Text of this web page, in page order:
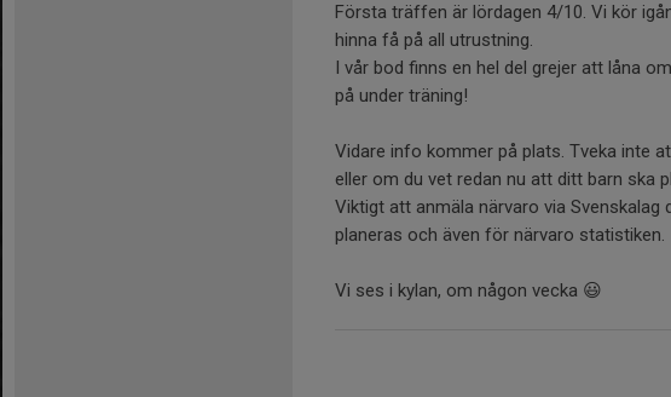
Första träffen är lördagen 4/10. Vi kör
hinna få på all utrustning.
I vår bod finns en hel del grejer att låna
på under träning!
Vidare info kommer på plats. Tveka inte
eller om du vet redan nu att ditt barn ska
Viktigt att anmäla närvaro via
planeras och även för närvaro statistiken.
Vi ses i kylan, om någon vecka 😃